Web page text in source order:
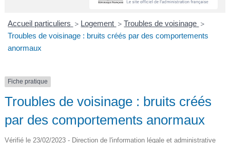
R
E
Accueil particuliers > Logement > Troubles de voisinage >
Troubles de voisinage : bruits créés par des comportements
anormaux
Fiche pratique
Troubles de voisinage : bruits créés
par des comportements anormaux
Vérifié le 23/02/2023 - Direction de l'information légale et administrative